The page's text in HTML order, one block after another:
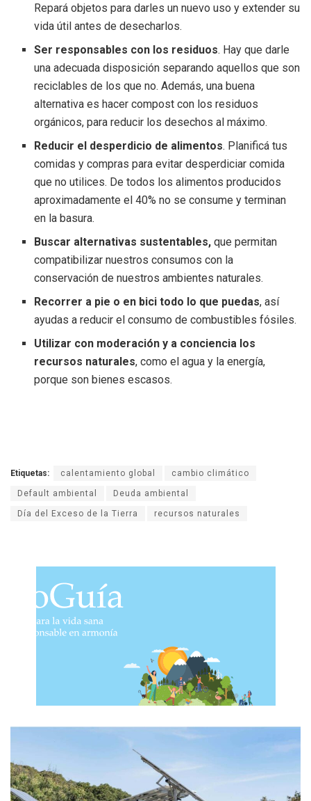
Repará objetos para darles un nuevo uso y extender su
vida útil antes de desecharlos.
Ser responsables con los residuos. Hay que darle
una adecuada disposición separando aquellos que son
reciclables de los que no. Además, una buena
alternativa es hacer compost con los residuos
orgánicos, para reducir los desechos al máximo.
Reducir el desperdicio de alimentos. Planificá tus
comidas y compras para evitar desperdiciar comida
que no utilices. De todos los alimentos producidos
aproximadamente el 40% no se consume y terminan
en la basura.
Buscar alternativas sustentables,que permitan
compatibilizar nuestros consumos con la
conservación de nuestros ambientes naturales.
Recorrer a pie o en bici todo lo que puedas, así
ayudas a reducir el consumo de combustibles fósiles.
Utilizar con moderación y a conciencia los
recursos naturales, como el agua y la energía,
porque son bienes escasos.
Etiquetas: calentamiento global cambio climático
Default ambiental Deuda ambiental
Día del Exceso de la Tierra recursos naturales